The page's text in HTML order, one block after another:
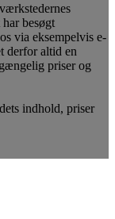
besøgt
via eksempelvis e-
derfor altid en
priser og
indhold, priser